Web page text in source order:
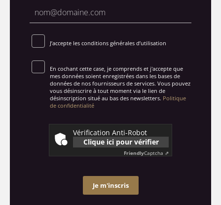
J’accepte les conditions générales d’utilisation
En cochant cette case, je comprends et j'accepte que
mes données soient enregistrées dans les bases de
données de nos fournisseurs de services. Vous pouvez
vous désinscrire à tout moment via le lien de
désinscription situé au bas des newsletters. Politique
de confidentialité
Vérification Anti-Robot
Clique ici pour vérifier
FriendlyCaptcha ⇗
Je m'inscris